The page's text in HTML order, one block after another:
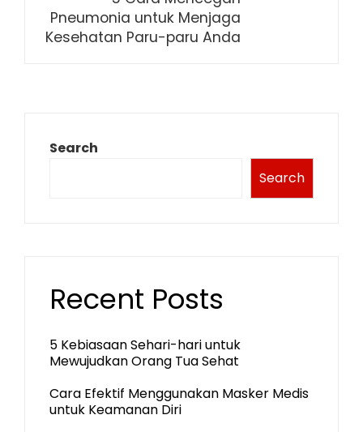
Pneumonia untuk Menjaga
Kesehatan Paru-paru Anda
Search
Search
Recent Posts
5 Kebiasaan Sehari-hari untuk
Mewujudkan Orang Tua Sehat
Cara Efektif Menggunakan Masker Medis
untuk Keamanan Diri